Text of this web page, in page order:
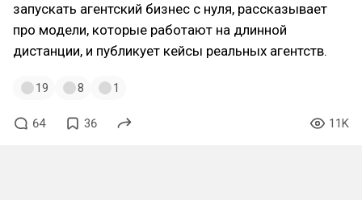
запускать агентский бизнес с нуля, рассказывает
про модели, которые работают на длинной
дистанции, и публикует кейсы реальных агентств.
19 8 1
64 36 11K